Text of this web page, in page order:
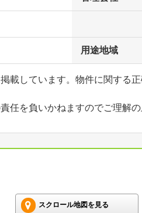
用途地域
掲載しています。物件に関する
任を負いかねますのでご理解の
スクロール地図を見る